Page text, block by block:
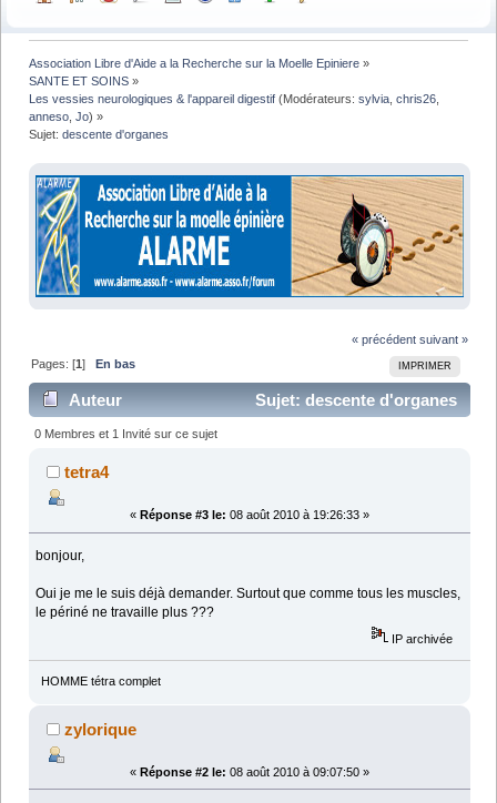
Association Libre d'Aide a la Recherche sur la Moelle Epiniere »
SANTE ET SOINS »
Les vessies neurologiques & l'appareil digestif (Modérateurs:sylvia ,chris26
anneso ,Jo) »
Sujet:descente d'organes
« précédent suivant »
IMPRIMER
Pages: [1] En bas
Auteur
Sujet: descente d'organes
(Lu 10115 fois)
0 Membres et 1 Invité sur ce sujet
tetra4
« Réponse #3 le: 08 août 2010 à 19:26:33 »
bonjour,
Oui je me le suis déjà demander. Surtout que comme tous les muscles,
le périné ne travaille plus ???
IP archivée
HOMME tétra complet
zylorique
« Réponse #2 le: 08 août 2010 à 09:07:50 »